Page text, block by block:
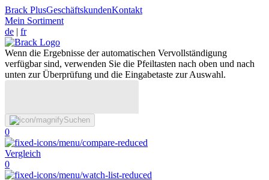
Brack PlusGeschäftskundenKontakt
Mein Sortiment
de | fr
Wenn die Ergebnisse der automatischen Vervollständigung
verfügbar sind, verwenden Sie die Pfeiltasten nach oben und nach
unten zur Überprüfung und die Eingabetaste zur Auswahl.
Suchen
0
Vergleich
0